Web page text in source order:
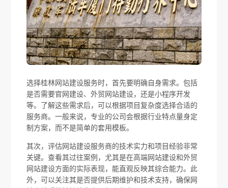
选择桂林网站建设服务时，首先要明确自身需求。包括
是否需要官网建设、外贸网站建设，还是小程序开发
等。了解这些需求后，可以根据项目复杂度选择合适的
服务商。一般来说，专业的公司会根据行业特点量身定
制方案，而不是简单的套用模板。
其次，评估网站建设服务商的技术实力和项目经验非常
关键。查看其过往案例，尤其是在高端网站建设和外贸
网站建设方面的实际表现，能直观反映其综合能力。此
外，可以关注其是否提供后期维护和技术支持，确保网